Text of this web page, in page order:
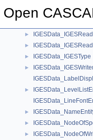
Open
► IGESData_IGESEntity
►
►
► IGESData_IGESType
►
►
►
►
►